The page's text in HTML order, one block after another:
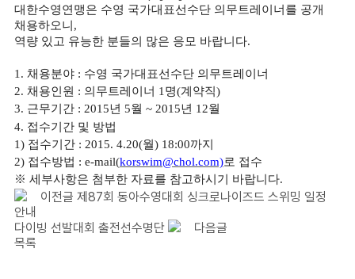
대한수영연맹은 수영 국가대표선수단 의무트레이너를 공개
채용하오니,
역량 있고 유능한 분들의 많은 응모 바랍니다.
1. 채용분야 : 수영 국가대표선수단 의무트레이너
2. 채용인원 : 의무트레이너 1명(계약직)
3. 근무기간 : 2015년 5월 ~ 2015년 12월
4. 접수기간 및 방법
1) 접수기간 : 2015. 4.20(월) 18:00까지
2) 접수방법 : e-mail(korswim@chol.com)로 접수
※ 세부사항은 첨부한 자료를 참고하시기 바랍니다.
이전글 제87회 동아수영대회 싱크로나이즈드 스위밍 일정
안내
다이빙 선발대회 출전선수명단
다음글
목록